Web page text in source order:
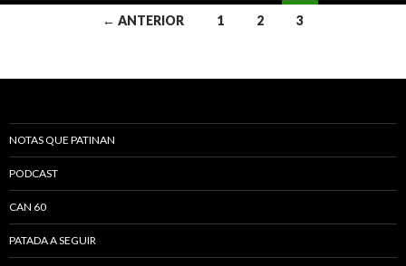
← ANTERIOR 1 2 3
NOTAS QUE PATINAN
PODCAST
CAN 60
PATADA A SEGUIR